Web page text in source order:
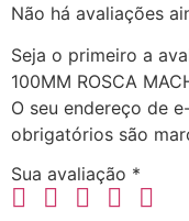
Não há avaliações
Seja o primeiro a
100MM ROSCA
O seu endereço de
obrigatórios são
Sua avaliação *